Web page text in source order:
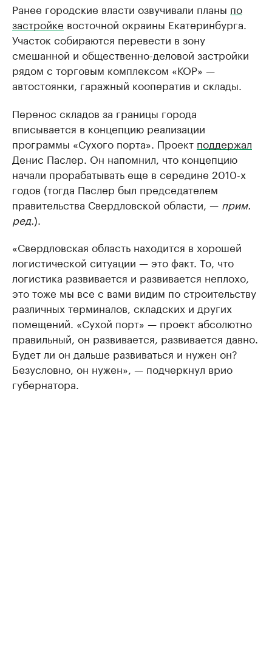
Ранее городские власти озвучивали планы по
застройке восточной окраины Екатеринбурга.
Участок собираются перевести в зону
смешанной и общественно-деловой застройки
рядом с торговым комплексом «КОР» —
автостоянки, гаражный кооператив и склады.
Перенос складов за границы города
вписывается в концепцию реализации
программы «Сухого порта». Проект поддержал
Денис Паслер. Он напомнил, что концепцию
начали прорабатывать еще в середине 2010-х
годов (тогда Паслер был председателем
правительства Свердловской области, — прим.
ред.).
«Свердловская область находится в хорошей
логистической ситуации — это факт. То, что
логистика развивается и развивается неплохо,
это тоже мы все с вами видим по строительству
различных терминалов, складских и других
помещений. «Сухой порт» — проект абсолютно
правильный, он развивается, развивается давно.
Будет ли он дальше развиваться и нужен он?
Безусловно, он нужен», — подчеркнул врио
губернатора.